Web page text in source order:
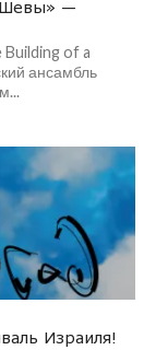
Шевы» —
of a
ансамбль
Израиля!